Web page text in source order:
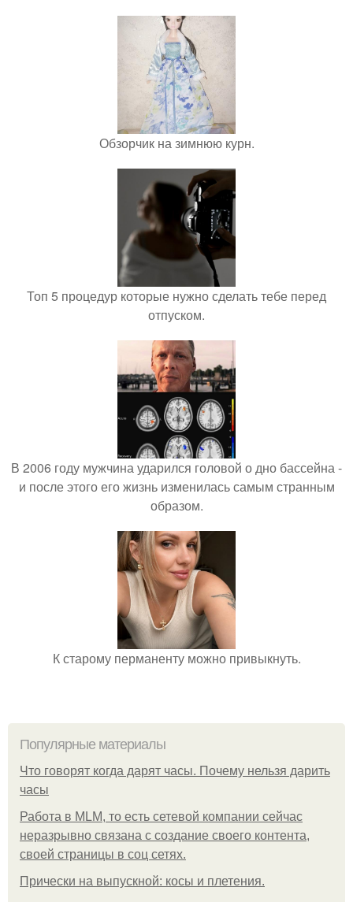
Обзорчик на зимнюю курн.
Топ 5 процедур которые нужно сделать тебе перед
отпуском.
В 2006 году мужчина ударился головой о дно бассейна -
и после этого его жизнь изменилась самым странным
образом.
К старому перманенту можно привыкнуть.
Популярные материалы
Что говорят когда дарят часы. Почему нельзя дарить
часы
Работа в MLM, то есть сетевой компании сейчас
неразрывно связана с создание своего контента,
своей страницы в соц сетях.
Прически на выпускной: косы и плетения.